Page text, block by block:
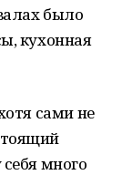
было
кухонная
сами не
много